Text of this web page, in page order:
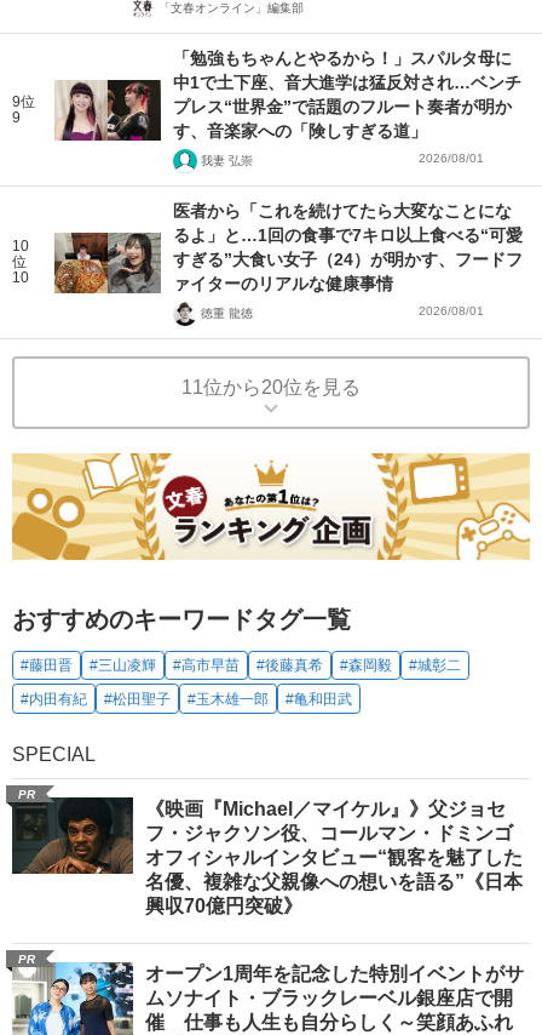
「文春オンライン」編集部
9位
9
「勉強もちゃんとやるから！」スパルタ母に
中1で土下座、音大進学は猛反対され…ベンチ
プレス“世界金”で話題のフルート奏者が明か
す、音楽家への「険しすぎる道」
我妻 弘崇 2026/08/01
10
位
10
医者から「これを続けてたら大変なことにな
るよ」と…1回の食事で7キロ以上食べる“可愛
すぎる”大食い女子（24）が明かす、フードフ
ァイターのリアルな健康事情
徳重 龍徳 2026/08/01
11位から20位を見る
おすすめのキーワードタグ一覧
#藤田晋 #三山凌輝 #高市早苗 #後藤真希 #森岡毅
#城彰二
#内田有紀
#松田聖子 #玉木雄一郎 #亀和田武
SPECIAL
PR
《映画『Michael／マイケル』》父ジョセ
フ・ジャクソン役、コールマン・ドミンゴ
オフィシャルインタビュー“観客を魅了した
名優、複雑な父親像への想いを語る”《日本
興収70億円突破》
PR
オープン1周年を記念した特別イベントがサ
ムソナイト・ブラックレーベル銀座店で開
催 仕事も人生も自分らしく～笑顔あふれ